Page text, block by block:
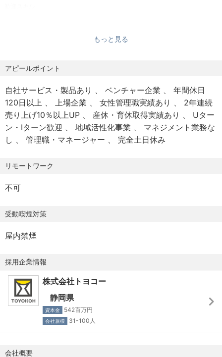
ス分野における新しいイノベーションとして、業界の常識
▼トヨコーが世界を変えられると考える理由
・業界の先端を走る技術開発力
CoolLaser®には、多彩な分野の技術が関わっています。一
般的な装置開発に必要な技術領域だけではなく、レーザー
工学、光学設計、流体力学、無機化学などについても、高
い技術力が求められます。トヨコーはその広域に亘る高い
技術開発力によって、業界を牽引しています。
・現場に対する深い理解と共感
トヨコーは、インフラメンテナンスの現場をもっともよく
して理解しています。技術力だけではなく、この現場に対
する深い理解と共感が、イノベーションの源になっている
・強固なパートナーシップと信頼性
トヨコーは、複数の企業と資本業務提携を結び、技術の社
会実装と市場拡大を推進しています。これにより、同社の
技術は多方面での活用が期待され、社会全体への影響力を
高めています。
・社宅制度(入社後2年以内／月額22,000円で利用可)
・産前産後休暇制度
・育児休暇制度
・介護休暇制度
【勤務時間】
・完全週休2日制（土・日）、祝日
・年末年始休暇
・夏季休暇（現場により全社カレンダーと時期ずれあり）
・GW（現場により全社カレンダーと時期ずれあり）
・粉塵、ガスなどの捕集技術に関する知識
ム開発において、その専門性を存分に発揮していただける
【求める人物像】
・挑戦を楽しめる方未知の課題や新しいプロジェクトに対
して、積極的かつ前向きに取り組む姿勢を持つ方
失敗を恐れず、学びの機会と捉え、自己成長を追求できる
方を歓迎します。
・自身の専門に囚われず、柔軟に業務に取り組める方、特
定の専門分野に固執せず、必要に応じて新しい知識やスキ
貢献できる方を求めています。
ーの意見や多様性を尊重し、協力して目標達成に向けて取
り組める方
良好なコミュニケーションを築き、チーム全体の成果を重
視する姿勢を持つ方を歓迎します。
・これからビジネスをつくっていくことを楽しめる方新し
いビジネスやプロジェクトの立ち上げに情熱を持ち、創造
もっと見る
アピールポイント
自社サービス・製品あり ベンチャー企業
年間休日
120日以上
上場企業 女性管理職実績あり
2年連続
売り上げ10％以上UP
産休・育休取得実績あり
Uター
ン・Iターン歓迎
地域活性化事業
マネジメント業務な
し
管理職・マネージャー 完全土日休み
リモートワーク
不可
受動喫煙対策
屋内禁煙
採用企業情報
株式会社トヨコー
静岡県
資本金 542百万円
会社規模 31-100人
会社概要